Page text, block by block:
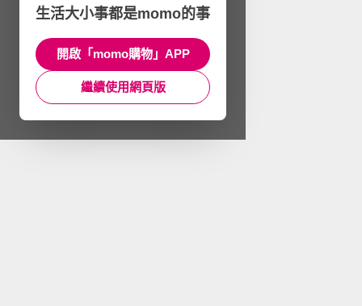
生活大小事都是momo的事
開啟「momo購物」APP
繼續使用網頁版